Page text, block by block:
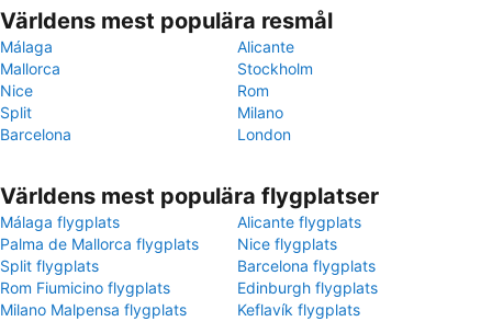
Världens mest populära resmål
Málaga
Alicante
Mallorca
Stockholm
Nice
Rom
Split
Milano
Barcelona
London
Världens mest populära flygplatser
Málaga flygplats
Alicante flygplats
Palma de Mallorca flygplats
Nice flygplats
Split flygplats
Barcelona flygplats
Rom Fiumicino flygplats
Edinburgh flygplats
Milano Malpensa flygplats
Keflavík flygplats